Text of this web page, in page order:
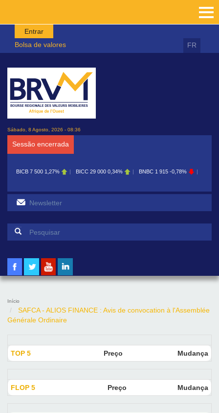
Passar para o conteúdo principal
Entrar
Bolsa de valores
FR
Sábado, 8 Agosto, 2026 - 08:36
Sessão encerrada
BICB 7 500 1,27% BICC 29 000 0,34% BNBC 1 915 -0,78%
Formulário de pesquisa
Início
SAFCA - ALIOS FINANCE : Avis de convocation à l'Assemblée
Générale Ordinaire
TOP 5 Preço Mudança
FLOP 5 Preço Mudança